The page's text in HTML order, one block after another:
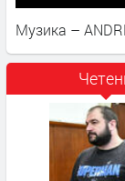
Музика –